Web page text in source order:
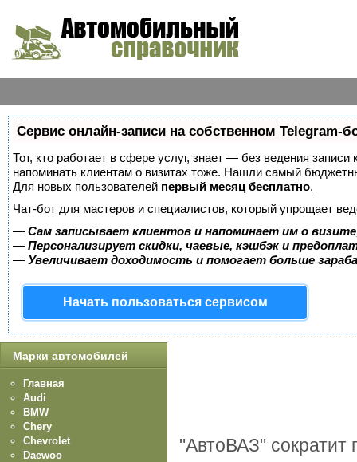
Сервис онлайн-записи на собственном Telegram-
Тот, кто работает в сфере услуг, знает — без ведения
напоминать клиентам о визитах тоже. Нашли самый
Для новых пользователей первый месяц бесплатно.
Чат-бот для мастеров и специалистов, который упрощает
— Сам записывает клиентов и напоминает им о
— Персонализирует скидки, чаевые, кэшбэк и
— Увеличивает доходимость и помогает больше
Начать пользоваться сервисом
"АвтоВАЗ" сократит
Марки автомобилей
Главная
Audi
BMW
Chery
Chevrolet
Daewoo